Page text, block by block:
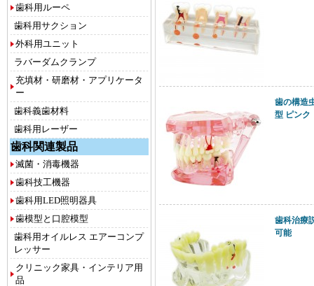
歯科用ルーペ
歯科用サクション
外科用ユニット
ラバーダムクランプ
充填材・研磨材・アプリケータ
ー
歯科義歯材料
歯科用レーザー
歯科関連製品
滅菌・消毒機器
歯科技工機器
歯科用LED照明器具
歯模型と口腔模型
歯科用オイルレス エアーコンプ
レッサー
クリニック家具・インテリア用
品
歯の構造
型 ピンク
歯科治療
可能